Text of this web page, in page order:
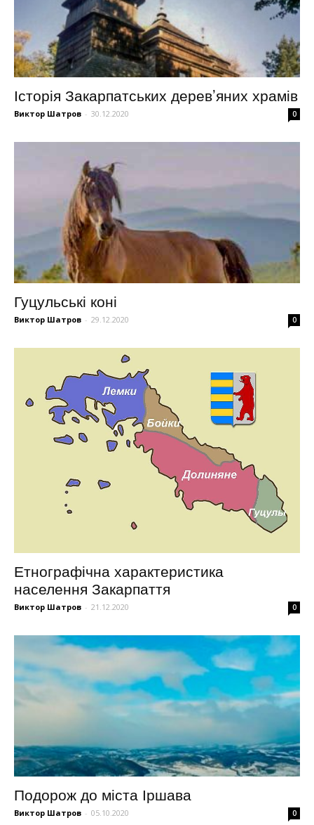
Історія Закарпатських дерев’яних храмів
Виктор Шатров - 30.12.2020 0
Гуцульські коні
Виктор Шатров - 29.12.2020 0
Етнографічна характеристика
населення Закарпаття
Виктор Шатров - 21.12.2020 0
Подорож до міста Іршава
Виктор Шатров - 05.10.2020 0